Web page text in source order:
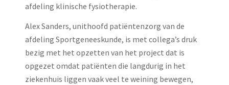
afdeling klinische fysiotherapie.
Alex Sanders, unithoofd patiëntenzorg van de
afdeling Sportgeneeskunde, is met collega’s druk
bezig met het opzetten van het project dat is
opgezet omdat patiënten die langdurig in het
ziekenhuis liggen vaak veel te weining bewegen,